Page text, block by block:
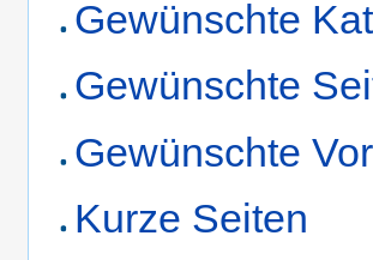
Gewünschte
Gewünschte
Gewünschte
Kurze Seiten